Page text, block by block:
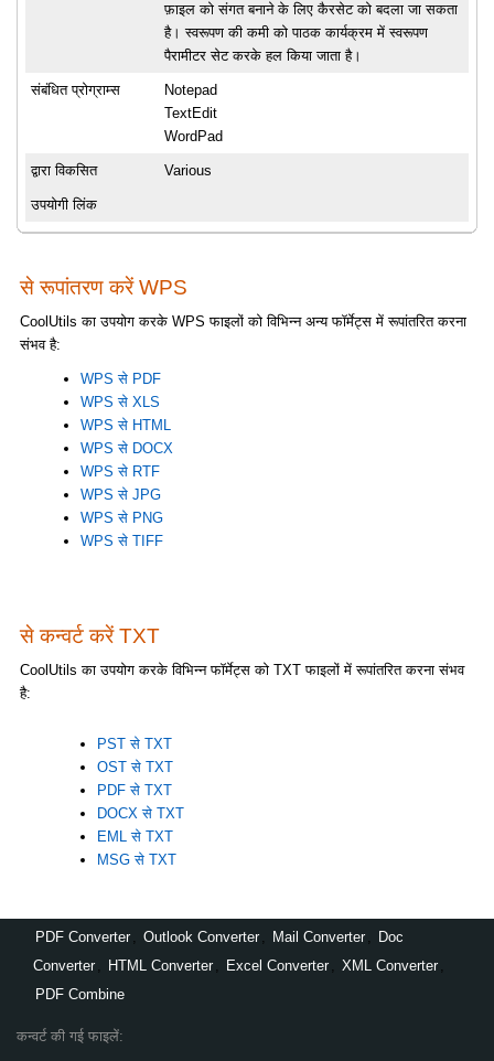
फ़ाइल को संगत बनाने के लिए कैरसेट को बदला जा सकता
है। स्वरूपण की कमी को पाठक कार्यक्रम में स्वरूपण
पैरामीटर सेट करके हल किया जाता है।
संबंधित प्रोग्राम्स
Notepad
TextEdit
WordPad
द्वारा विकसित Various
उपयोगी लिंक
से रूपांतरण करें WPS
CoolUtils का उपयोग करके WPS फाइलों को विभिन्न अन्य फॉर्मेट्स में रूपांतरित करना
संभव है:
WPS से PDF
WPS से XLS
WPS से HTML
WPS से DOCX
WPS से RTF
WPS से JPG
WPS से PNG
WPS से TIFF
से कन्वर्ट करें TXT
CoolUtils का उपयोग करके विभिन्न फॉर्मेट्स को TXT फाइलों में रूपांतरित करना संभव
है:
PST से TXT
OST से TXT
PDF से TXT
DOCX से TXT
EML से TXT
MSG से TXT
PDF Converter Outlook Converter Mail Converter
Doc
Converter
HTML Converter Excel Converter XML Converter
PDF Combine
कन्वर्ट की गई फाइलें: